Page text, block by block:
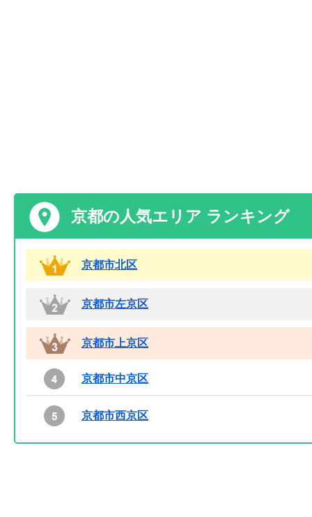
京都の人気エリア ランキング
京都市北区
京都市左京区
京都市上京区
京都市中京区
京都市西京区